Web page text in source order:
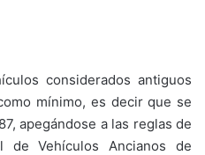
considerados antiguos
mínimo, es decir que se
apegándose a las reglas de
de Vehículos Ancianos de